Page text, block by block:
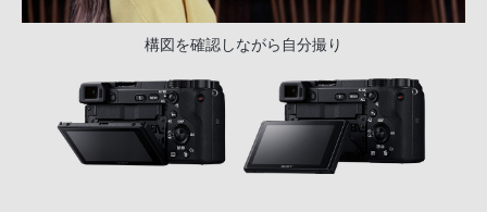
構図を確認しながら自分撮り